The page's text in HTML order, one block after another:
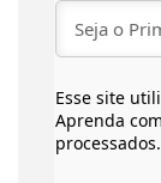
Esse site
Aprenda
processados.